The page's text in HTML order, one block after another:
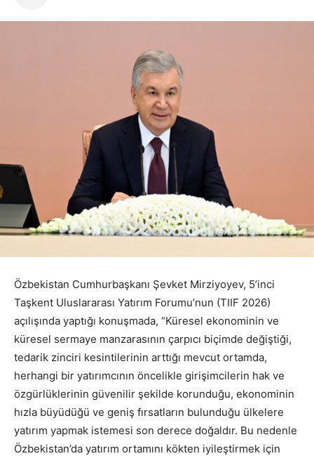
Özbekistan Cumhurbaşkanı Şevket Mirziyoyev, 5’inci
Taşkent Uluslararası Yatırım Forumu’nun (TIIF 2026)
açılışında yaptığı konuşmada, “Küresel ekonominin ve
küresel sermaye manzarasının çarpıcı biçimde değiştiği,
tedarik zinciri kesintilerinin arttığı mevcut ortamda,
herhangi bir yatırımcının öncelikle girişimcilerin hak ve
özgürlüklerinin güvenilir şekilde korunduğu, ekonominin
hızla büyüdüğü ve geniş fırsatların bulunduğu ülkelere
yatırım yapmak istemesi son derece doğaldır. Bu nedenle
Özbekistan’da yatırım ortamını kökten iyileştirmek için